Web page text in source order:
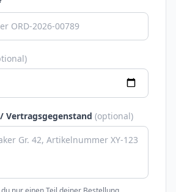
Vertragsgegenstand (optional)